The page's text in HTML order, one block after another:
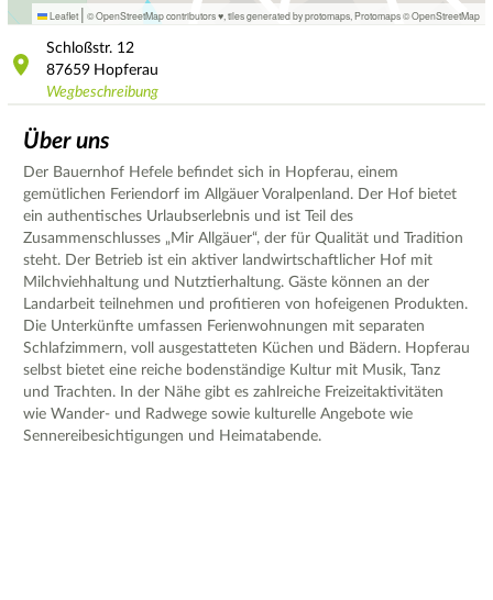
Leaflet | © OpenStreetMap contributors ♥, tiles generated by protomaps Protomaps©OpenStreetMap
Schloßstr. 12
87659 Hopferau
Wegbeschreibung
Über uns
Der Bauernhof Hefele befindet sich in Hopferau, einem
gemütlichen Feriendorf im Allgäuer Voralpenland. Der Hof bietet
ein authentisches Urlaubserlebnis und ist Teil des
Zusammenschlusses „Mir Allgäuer“, der für Qualität und Tradition
steht. Der Betrieb ist ein aktiver landwirtschaftlicher Hof mit
Milchviehhaltung und Nutztierhaltung. Gäste können an der
Landarbeit teilnehmen und profitieren von hofeigenen Produkten.
Die Unterkünfte umfassen Ferienwohnungen mit separaten
Schlafzimmern, voll ausgestatteten Küchen und Bädern. Hopferau
selbst bietet eine reiche bodenständige Kultur mit Musik, Tanz
und Trachten. In der Nähe gibt es zahlreiche Freizeitaktivitäten
wie Wander- und Radwege sowie kulturelle Angebote wie
Sennereibesichtigungen und Heimatabende.